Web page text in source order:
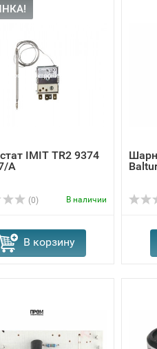
IMIT TR2 9374
A
(0) В наличии
В корзину